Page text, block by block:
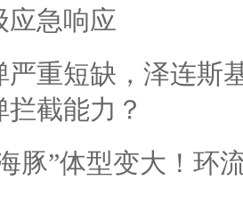
应急响应
严重短缺，泽连斯
拦截能力？
豚”体型变大！环